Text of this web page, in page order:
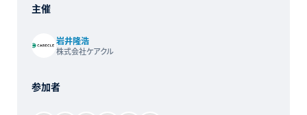
主催
岩井隆浩
株式会社ケアクル
参加者